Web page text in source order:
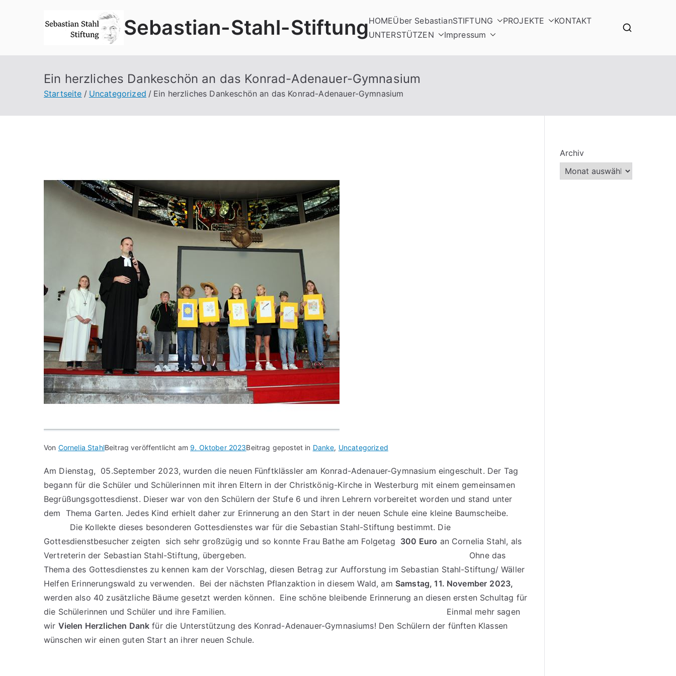
Sebastian-Stahl-StiftungHOMEÜber SebastianSTIFTUNG PROJEKTE
KONTAKT
UNTERSTÜTZEN
Impressum
Ein herzliches Dankeschön an das Konrad-Adenauer-Gymnasium
Startseite Uncategorized Ein herzliches Dankeschön an das Konrad-Adenauer-Gymnasium
Von Cornelia StahlBeitrag veröffentlicht am 9. Oktober 2023Beitrag gepostet in Danke, Uncategorized
Am Dienstag, 05.September 2023, wurden die neuen Fünftklässler am Konrad-Adenauer-Gymnasium eingeschult. Der Tag
begann für die Schüler und Schülerinnen mit ihren Eltern in der Christkönig-Kirche in Westerburg mit einem gemeinsamen
Begrüßungsgottesdienst. Dieser war von den Schülern der Stufe 6 und ihren Lehrern vorbereitet worden und stand unter
dem Thema Garten. Jedes Kind erhielt daher zur Erinnerung an den Start in der neuen Schule eine kleine Baumscheibe.
Die Kollekte dieses besonderen Gottesdienstes war für die Sebastian Stahl-Stiftung bestimmt. Die
Gottesdienstbesucher zeigten sich sehr großzügig und so konnte Frau Bathe am Folgetag 300 Euro an Cornelia Stahl, als
Vertreterin der Sebastian Stahl-Stiftung, übergeben. Ohne das
Thema des Gottesdienstes zu kennen kam der Vorschlag, diesen Betrag zur Aufforstung im Sebastian Stahl-Stiftung/ Wäller
Helfen Erinnerungswald zu verwenden. Bei der nächsten Pflanzaktion in diesem Wald, am Samstag, 11. November 2023,
werden also 40 zusätzliche Bäume gesetzt werden können. Eine schöne bleibende Erinnerung an diesen ersten Schultag für
die Schülerinnen und Schüler und ihre Familien. Einmal mehr sagen
wir Vielen Herzlichen Dank für die Unterstützung des Konrad-Adenauer-Gymnasiums! Den Schülern der fünften Klassen
wünschen wir einen guten Start an ihrer neuen Schule.
Archiv